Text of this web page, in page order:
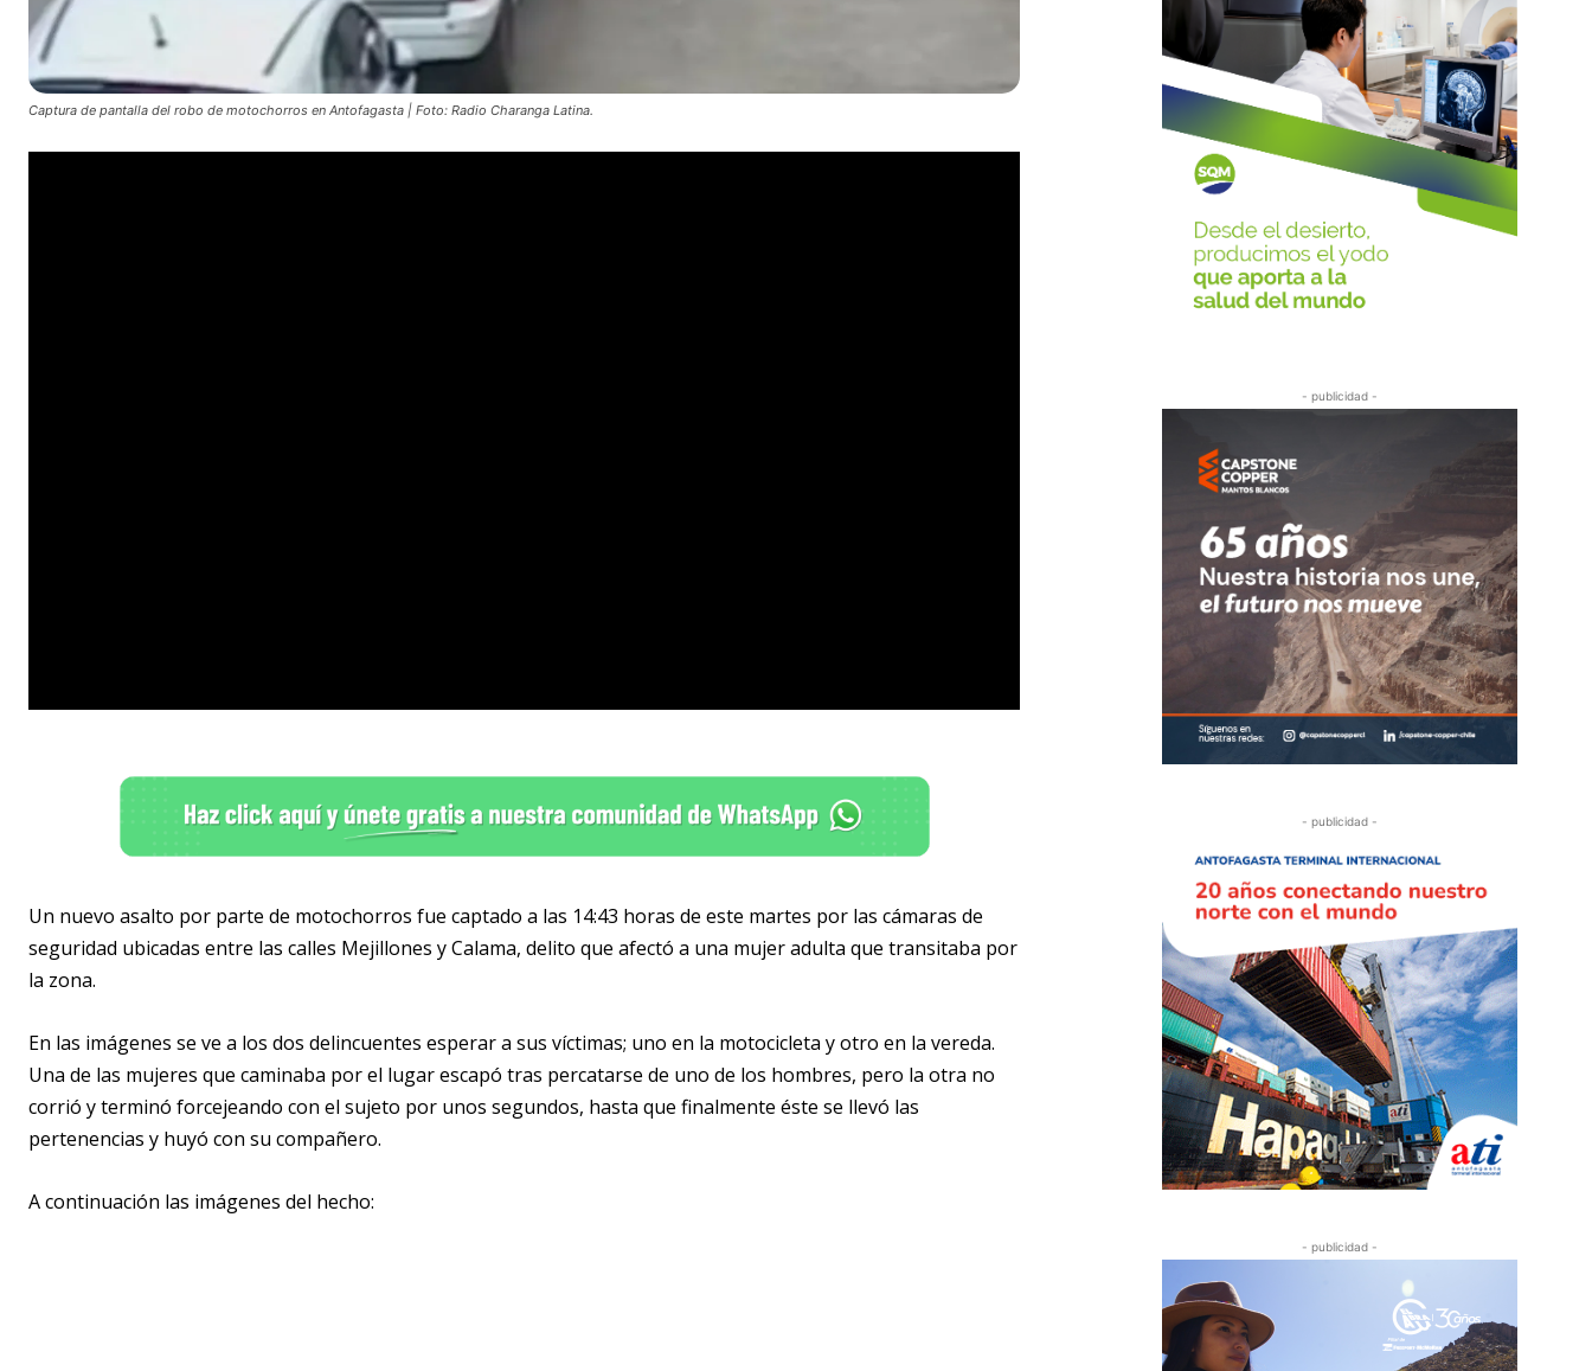
Captura de pantalla del robo de motochorros en Antofagasta | Foto: Radio Charanga Latina.
Un nuevo asalto por parte de motochorros fue captado a las 14:43 horas de este martes por las cámaras de
seguridad ubicadas entre las calles Mejillones y Calama, delito que afectó a una mujer adulta que transitaba por
la zona.
En las imágenes se ve a los dos delincuentes esperar a sus víctimas; uno en la motocicleta y otro en la vereda.
Una de las mujeres que caminaba por el lugar escapó tras percatarse de uno de los hombres, pero la otra no
corrió y terminó forcejeando con el sujeto por unos segundos, hasta que finalmente éste se llevó las
pertenencias y huyó con su compañero.
A continuación las imágenes del hecho:
- publicidad -
- publicidad -
- publicidad -